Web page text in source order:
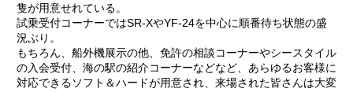
隻が用意せれている。
試乗受付コーナーではSR-XやYF-24を中心に順番待ち状態の盛
況ぶり。
もちろん、船外機展示の他、免許の相談コーナーやシースタイル
の入会受付、海の駅の紹介コーナーなどなど、あらゆるお客様に
対応できるソフト＆ハードが用意され、来場された皆さんは大変